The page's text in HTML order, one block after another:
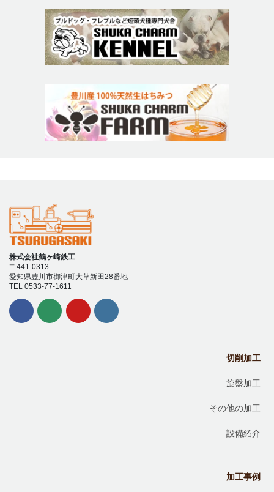
株式会社鶴ヶ崎鉄工
〒441-0313
愛知県豊川市御津町大草新田28番地
TEL 0533-77-1611
切削加工
旋盤加工
その他の加工
設備紹介
加工事例